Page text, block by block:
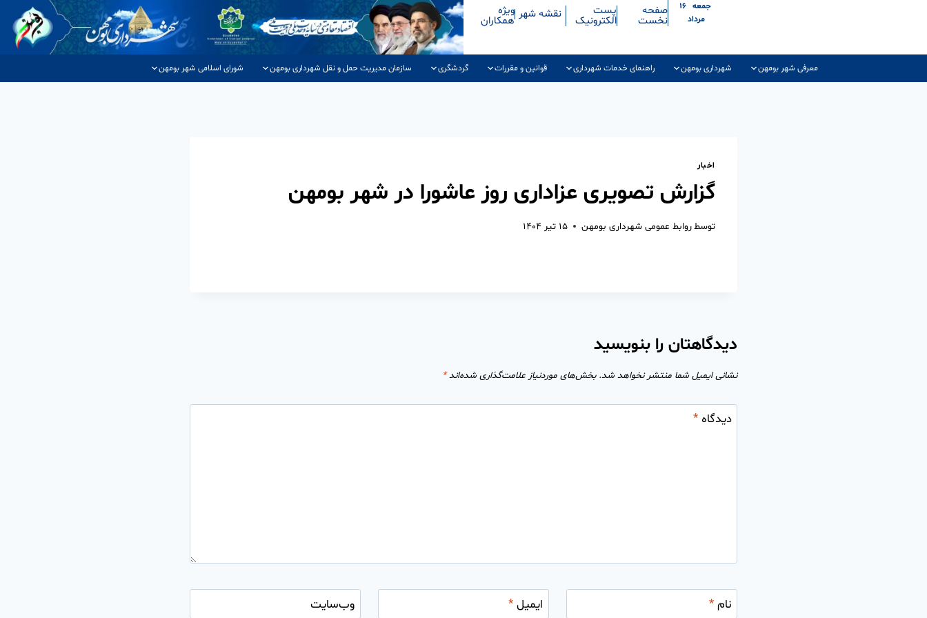
جمعه ۱۶
مرداد
صفحه
نخست
پست
الکترونیک نقشه شهر ویژه
همکاران
معرفی شهر بومهن شهرداری بومهن راهنمای خدمات شهرداری قوانین و مقررات گردشگری سازمان مدیریت حمل و نقل شهرداری بومهن شورای اسلامی شهر بومهن
اخبار
گزارش تصویری عزاداری روز عاشورا در شهر بومهن
توسطروابط عمومی شهرداری بومهن ۱۵ تیر ۱۴۰۴
دیدگاهتان را بنویسید
نشانی ایمیل شما منتشر نخواهد شد. بخش‌های موردنیاز علامت‌گذاری شده‌اند*
دیدگاه*
نام* ایمیل * وب‌سایت